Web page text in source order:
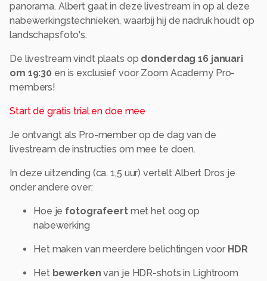
panorama. Albert gaat in deze livestream in op al deze
nabewerkingstechnieken, waarbij hij de nadruk houdt op
landschapsfoto's.
​De livestream vindt plaats op donderdag 16 januari
om 19:30 en is exclusief voor Zoom Academy Pro-
members!
Start de gratis trial en doe mee
Je ontvangt als Pro-member op de dag van de
livestream de instructies om mee te doen.
In deze uitzending (ca. 1,5 uur) vertelt Albert Dros je
onder andere over:
Hoe je fotografeert met het oog op
nabewerking
Het maken van meerdere belichtingen voor HDR
Het bewerkenvan je HDR-shots in Lightroom